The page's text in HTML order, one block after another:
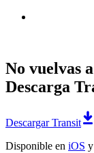
No vuelvas
Descarga
Descargar Transit
Disponible en iOS y